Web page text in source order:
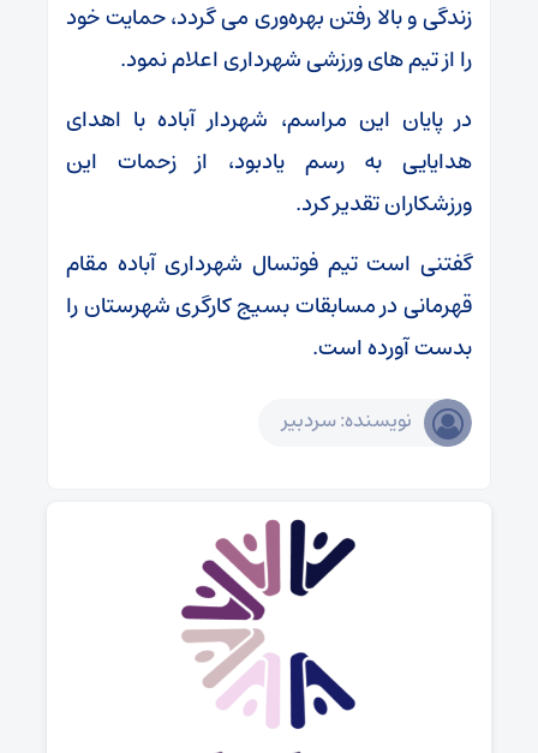
زندگی و بالا رفتن بهره‌وری می گردد، حمایت خود
را از تیم های ورزشی شهرداری اعلام نمود.
در پایان این مراسم، شهردار آباده با اهدای
هدایایی به رسم یادبود، از زحمات این
ورزشکاران تقدیر کرد.
گفتنی است تیم فوتسال شهرداری آباده مقام
قهرمانی در مسابقات بسیج کارگری شهرستان را
بدست آورده است.
نویسنده: سردبیر